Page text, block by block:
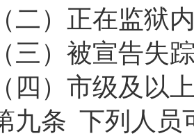
） 正在监狱
） 被宣告失
（四）市级及以
九条 下列人员